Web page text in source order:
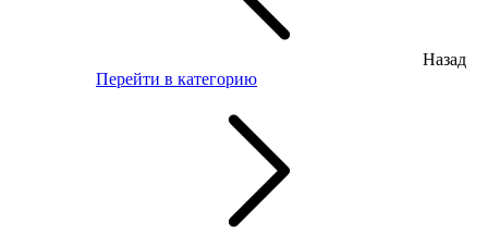
Назад
Перейти в категорию